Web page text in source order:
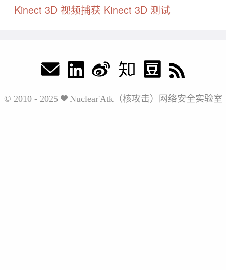
Kinect 3D 视频捕获 Kinect 3D 测试
© 2010 - 2025 Nuclear'Atk（核攻击）网络安全实验室